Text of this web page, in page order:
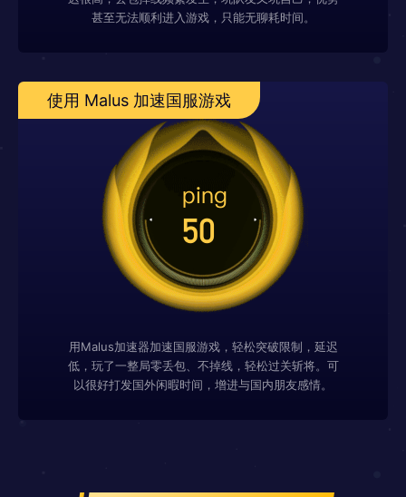
甚至无法顺利进入游戏，只能无聊耗时间。
使用 Malus 加速国服游戏
用Malus加速器加速国服游戏，轻松突破限制，延迟
低，玩了一整局零丢包、不掉线，轻松过关斩将。可
以很好打发国外闲暇时间，增进与国内朋友感情。